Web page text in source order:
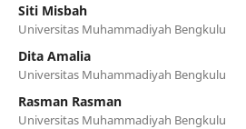
Siti Misbah
Universitas Muhammadiyah Bengkulu
Dita Amalia
Universitas Muhammadiyah Bengkulu
Rasman Rasman
Universitas Muhammadiyah Bengkulu